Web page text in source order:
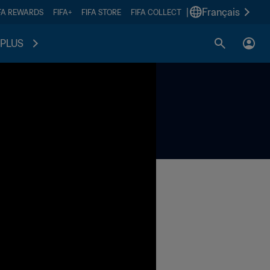
REWARDS FIFA+ FIFA STORE FIFA COLLECT Français
PLUS